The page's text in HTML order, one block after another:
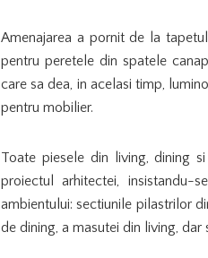
Amenajarea a pornit de la
pentru peretele din spatele
care sa dea, in acelasi timp,
pentru mobilier.
Toate piesele din living, dining
proiectul arhitectei,
ambientului: sectiunile pilastrilor
de dining, a masutei din living,